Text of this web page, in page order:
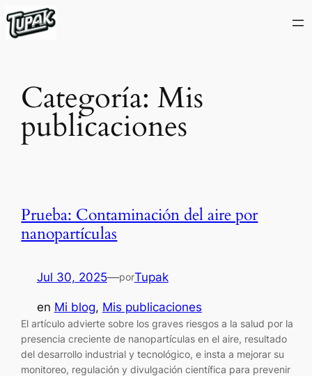
Saltar
al
Categoría:Mis
publicaciones
Prueba: Contaminación del aire por
nanopartículas
Jul 30, 2025—porTupak
en Mi blog, Mis publicaciones
El artículo advierte sobre los graves riesgos a la salud por la
presencia creciente de nanopartículas en el aire, resultado
del desarrollo industrial y tecnológico, e insta a mejorar su
monitoreo, regulación y divulgación científica para prevenir